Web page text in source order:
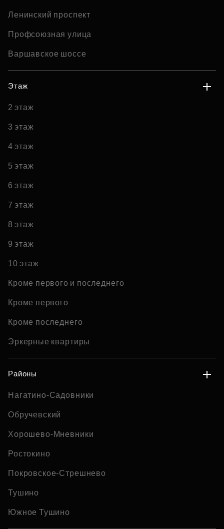
Ленинский проспект
Профсоюзная улица
Варшавское шоссе
Этаж
2 этаж
3 этаж
4 этаж
5 этаж
6 этаж
7 этаж
8 этаж
9 этаж
10 этаж
Кроме первого и последнего
Кроме первого
Кроме последнего
Эркерные квартиры
Районы
Нагатино-Садовники
Обручевский
Хорошево-Мневники
Ростокино
Покровское-Стрешнево
Тушино
Южное Тушино